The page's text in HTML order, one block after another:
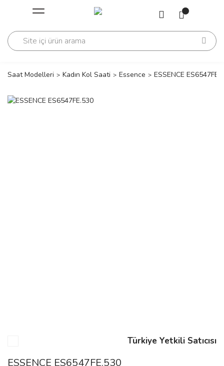
Geri Dön
Geri Dön
Saat Modelleri Kadın Kol Saati Essence ESSENCE
Türkiye Yetkili Satıcısı
ESSENCE ES6547FE.530